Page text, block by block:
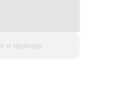
o recenzie